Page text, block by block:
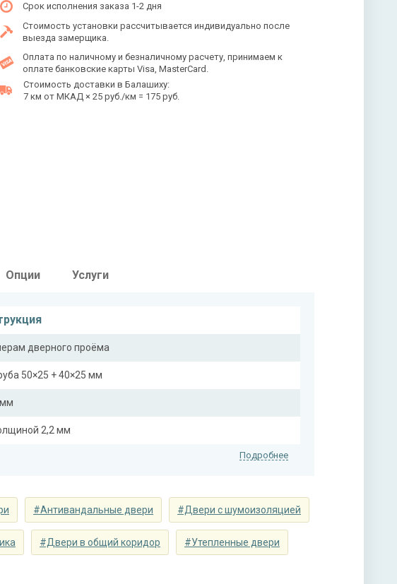
Срок исполнения заказа 1-2 дня
Стоимость установки рассчитывается индивидуально после
выезда замерщика.
Оплата по наличному и безналичному расчету, принимаем к
оплате банковские карты Visa, MasterCard.
Стоимость доставки в Балашиху:
7 км от МКАД × 25 руб./км = 175 руб.
Опции Услуги
дверного проёма
50×25 + 40×25 мм
2,2 мм
на выбор)
Подробнее
#Антивандальные двери #Двери с шумоизоляцией
#Двери в общий коридор #Утепленные двери